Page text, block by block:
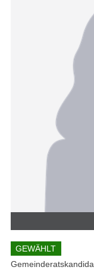
GEWÄHLT